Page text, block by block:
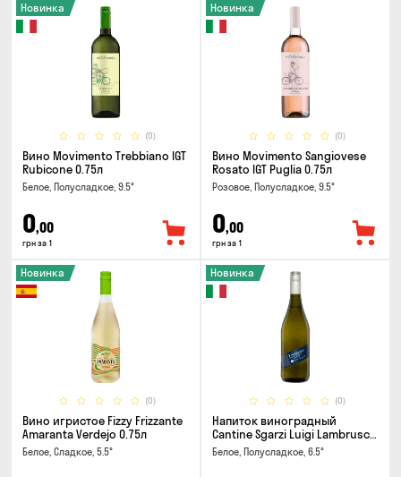
(0)
Новинка
Вино Movimento Trebbiano IGT
Rubicone 0.75л
Белое, Полусладкое, 9.5°
0,00
грн за 1
(0)
Новинка
Вино Movimento Sangiovese
Rosato IGT Puglia 0.75л
Розовое, Полусладкое, 9.5°
0,00
грн за 1
(0)
Новинка
Вино игристое Fizzy Frizzante
Amaranta Verdejo 0.75л
Белое, Сладкое, 5.5°
(0)
Новинка
Напиток виноградный
Cantine Sgarzi Luigi Lambrusco
IGT Emilia Bianca Frizziante
0.75л
Белое, Полусладкое, 6.5°